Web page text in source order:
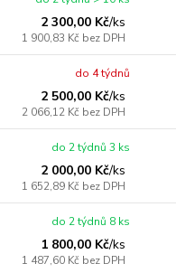
2 300,00 Kč/ks
1 900,83 Kč bez DPH
2 500,00 Kč/ks
2 066,12 Kč bez DPH
do 4 týdnů
2 000,00 Kč/ks
1 652,89 Kč bez DPH
do 2 týdnů 3 ks
1 800,00 Kč/ks
1 487,60 Kč bez DPH
do 2 týdnů 8 ks